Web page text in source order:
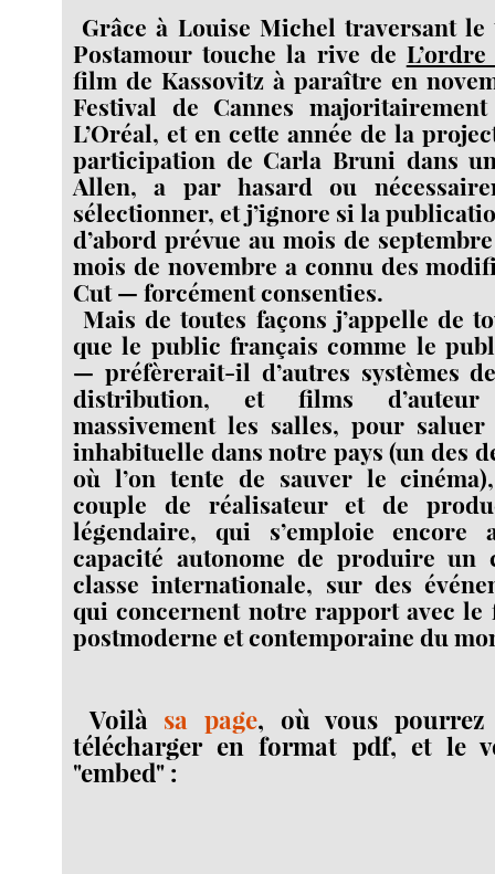
Grâce à Louise Michel traversant
Postamour touche la rive de
film de Kassovitz à paraître en
Festival de Cannes
L’Oréal, et en cette année de la
participation de Carla Bruni dans
Allen, a par hasard ou
sélectionner, et j’ignore si la
d’abord prévue au mois de
mois de novembre a connu des
Cut — forcément consenties.
Mais de toutes façons j’appelle de
que le public français comme le
— préfèrerait-il d’autres systèmes
distribution, et films
massivement les salles, pour
inhabituelle dans notre pays (un des
où l’on tente de sauver le
couple de réalisateur et de
légendaire, qui s’emploie encore
capacité autonome de produire un
classe internationale, sur des
qui concernent notre rapport avec le
postmoderne et contemporaine du
Voilà sa page, où vous pourrez
télécharger en format pdf, et le
"embed" :